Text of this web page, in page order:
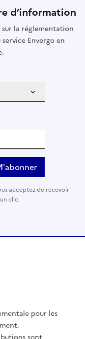
d’information
sur la réglementation
Envergo en
acceptez de recevoir
clic.
pour les